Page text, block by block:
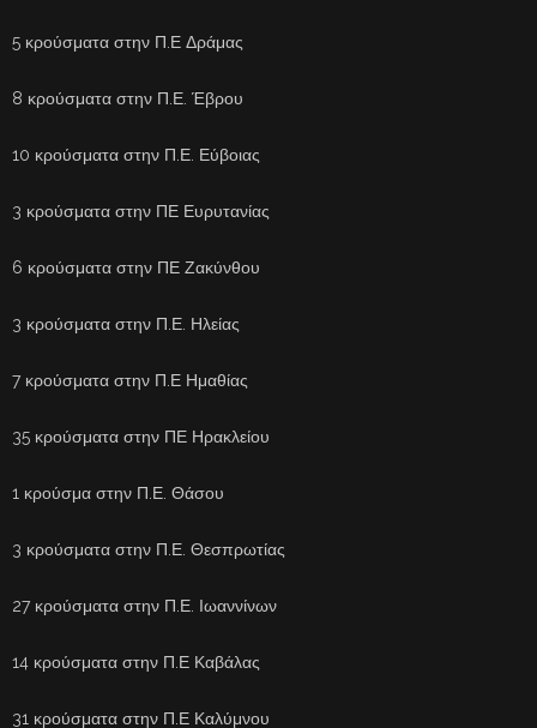
5 κρούσματα στην Π.Ε Δράμας
8 κρούσματα στην Π.Ε. Έβρου
10 κρούσματα στην Π.Ε. Εύβοιας
3 κρούσματα στην ΠΕ Ευρυτανίας
6 κρούσματα στην ΠΕ Ζακύνθου
3 κρούσματα στην Π.Ε. Ηλείας
7 κρούσματα στην Π.Ε Ημαθίας
35 κρούσματα στην ΠΕ Ηρακλείου
1 κρούσμα στην Π.Ε. Θάσου
3 κρούσματα στην Π.Ε. Θεσπρωτίας
27 κρούσματα στην Π.Ε. Ιωαννίνων
14 κρούσματα στην Π.Ε Καβάλας
31 κρούσματα στην Π.Ε Καλύμνου